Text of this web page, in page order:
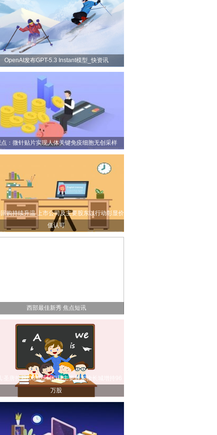
OpenAI发布GPT-5.3 Instant模型_快资讯
：微针贴片实现人体关键免疫细胞无创采样
购持续升温 上市公司及主要股东以行动彰显价
值认可
西部最佳新秀 焦点短讯
:圣唐控股(08305.HK)获主要股东徐长城增持96
万股